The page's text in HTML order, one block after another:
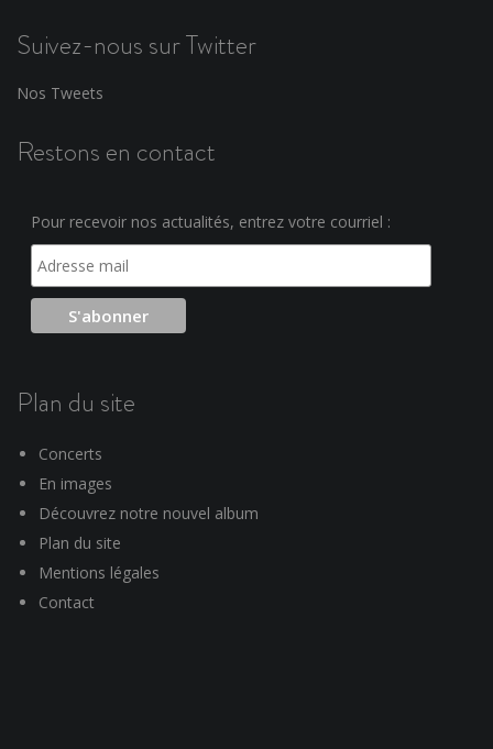
Suivez-nous sur Twitter
Nos Tweets
Restons en contact
Pour recevoir nos actualités, entrez votre courriel :
Plan du site
Concerts
En images
Découvrez notre nouvel album
Plan du site
Mentions légales
Contact